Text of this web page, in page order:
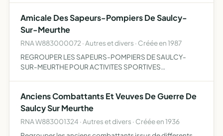
Amicale Des Sapeurs-Pompiers De Saulcy-
Sur-Meurthe
RNA W883000072 · Autres et divers · Créée en 1987
REGROUPER LES SAPEURS-POMPIERS DE SAULCY-
SUR-MEURTHE POUR ACTIVITES SPORTIVES
Anciens Combattants Et Veuves De Guerre De
Saulcy Sur Meurthe
RNA W883001324 · Autres et divers · Créée en 1936